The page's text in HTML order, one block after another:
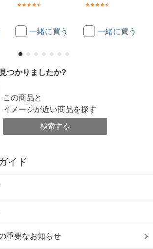
一緒に買う 一緒に買う
つかりましたか?
この商品と
イメージが近い商品を探す
検索する
イド
重要なお知らせ